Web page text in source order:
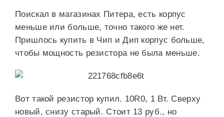
Поискал в магазинах Питера, есть корпус
меньше или больше, точно такого же нет.
Пришлось купить в Чип и Дип корпус больше,
чтобы мощность резистора не была меньше.
Вот такой резистор купил. 10R0, 1 Вт. Сверху
новый, снизу старый. Стоит 13 руб., но